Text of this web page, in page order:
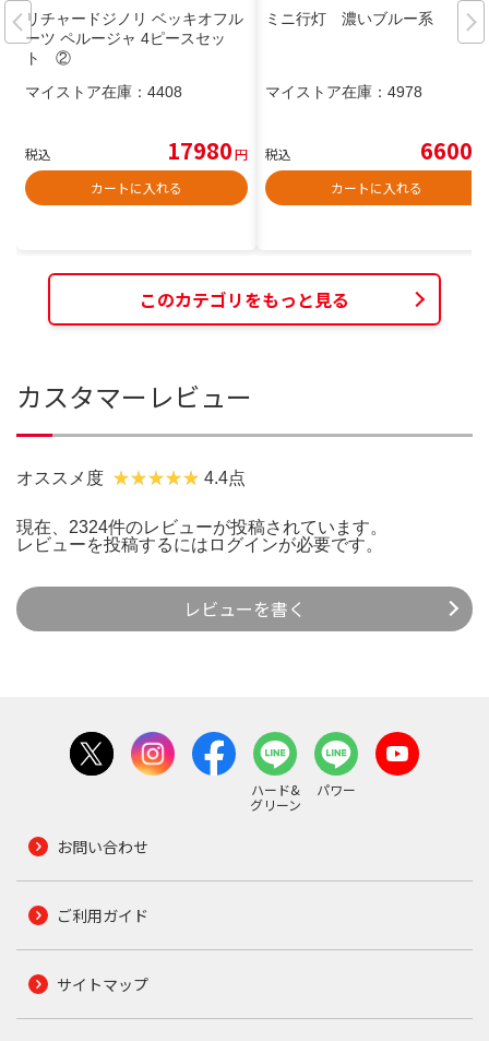
リチャードジノリ ベッキオフル
ーツ ペルージャ 4ピースセッ
ト ②
マイストア在庫： 4408
税込 17980円
カートに入れる
ミニ行灯 濃いブルー系
マイストア在庫： 4978
税込 6600
カートに入れる
このカテゴリをもっと見る
カスタマーレビュー
オススメ度 4.4点
現在、2324件のレビューが投稿されています。
レビューを投稿するには ログインが必要です。
レビューを書く
ハード&
グリーン
パワー
お問い合わせ
ご利用ガイド
サイトマップ